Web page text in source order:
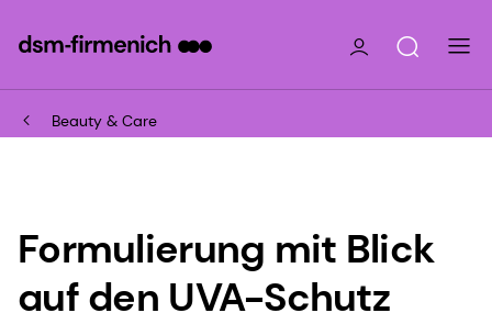
Beauty & Care
Formulierung mit Blick
auf den UVA-Schutz